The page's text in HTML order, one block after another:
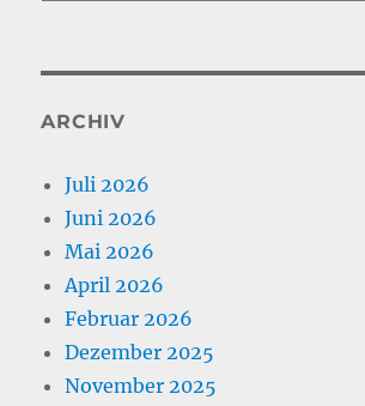
ARCHIV
Juli 2026
Juni 2026
Mai 2026
April 2026
Februar 2026
Dezember 2025
November 2025